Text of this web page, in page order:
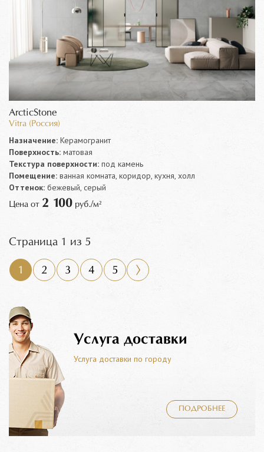
ArcticStone
Vitra (Россия)
Назначение: Керамогранит
Поверхность: матовая
Текстура поверхности: под камень
Помещение: ванная комната, коридор, кухня, холл
Оттенок: бежевый, серый
Цена от 2 100 руб./м²
Страница 1 из 5
1 2 3 4 5
Услуга доставки
Услуга доставки по городу
ПОДРОБНЕЕ